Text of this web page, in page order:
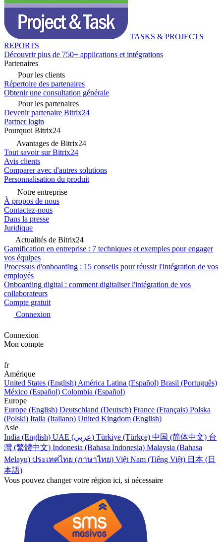
TASKS & PROJECTS
REPORTS
Découvrir plus de 750+ applications et intégrations
Partenaires
Pour les clients
Répertoire des partenaires
Obtenir une consultation générale
Pour les partenaires
Devenir partenaire Bitrix24
Partner login
Pourquoi Bitrix24
Avantages de Bitrix24
Tout savoir sur Bitrix24
Avis clients
Comparer avec d'autres solutions
Personnalisation du produit
Notre entreprise
À propos de nous
Contactez-nous
Dans la presse
Juridique
Actualités de Bitrix24
Gamification en entreprise : 7 techniques et exemples pour engager
vos équipes
Processus d'onboarding : 15 conseils pour réussir l'intégration de vos
employés
Onboarding digital : comment digitaliser l'intégration de vos
collaborateurs
Compte gratuit
Connexion
Connexion
Mon compte
fr
Amérique
United States (English) América Latina (Español) Brasil (Português)
México (Español) Colombia (Español)
Europe
Europe (English) Deutschland (Deutsch) France (Français) Polska
(Polski) Italia (Italiano) United Kingdom (English)
Asie
India (English)
UAE (عربي) Türkiye (Türkçe) 中国 (简体中文) 台
灣 (繁體中文) Indonesia (Bahasa Indonesia) Malaysia (Bahasa
Melayu) ประเทศไทย (ภาษาไทย) Việt Nam (Tiếng Việt) 日本 (日
本語)
Vous pouvez changer votre région ici, si nécessaire